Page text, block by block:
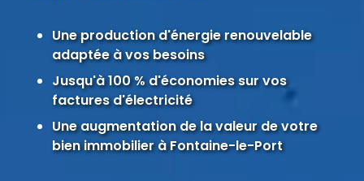
Une production d'énergie renouvelable
adaptée à vos besoins
Jusqu'à 100 % d'économies sur vos
factures d'électricité
Une augmentation de la valeur de votre
bien immobilier à Fontaine-le-Port